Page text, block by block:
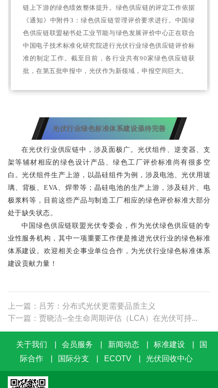
链上下游的绿色绩效整体提升。绿色供应链的评定工作依据
《通知》中附件3：绿色供应链管理评价要求进行。中国绿
色供应链联盟秘书处工业节能与绿色发展评价中心正在联合
中国电子技术标准化研究院进行光伏行业绿色供应链评价标
准的制定工作。截至目前，各行业共有90家绿色供应链获
批，在第五批申报中，光伏作为新领域，申报空间巨大。
光伏行业绿色标准体系建设亟待完善
在光伏行业供应链中，涉及面极广。光伏组件、逆变器、支
架等辅材相应的绿色设计产品、绿色工厂评价标准尚有很多空
白。光伏组件生产上游，以晶硅组件为例，涉及电池、光伏用玻
璃、背板、EVA、焊带等；晶硅电池的生产上游，涉及硅片、电
极浆料等，目前这些产品与制造工厂相应的绿色评价标准大部分
处于缺失状态。
中国绿色供应链联盟光伏专委会，作为光伏绿色供应链的专
业性服务机构，其中一项重要工作便是推进光伏行业的绿色标准
体系建设。欢迎相关企事业单位合作，为光伏行业绿色标准体系
建设贡献力量！
上一篇：吕芳：分布式光伏更需要品质主义
下一篇：贾晓洁--全生命周期评估（LCA）在光伏可持...
关于我们 | 会员服务 | 新闻动态 | 标准建设 |
国
际合作
| 国际分支 | ECOTV | 光伏回收中心